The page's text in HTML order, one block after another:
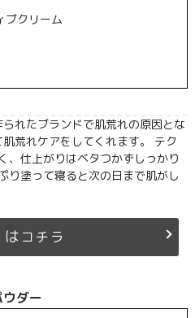
ブクリーム
れたブランドで肌荒れの原因とな
荒れケアをしてくれます。 テク
、仕上がりはベタつかずしっかり
り塗って寝ると次の日まで肌がし
は コチラ
ダー